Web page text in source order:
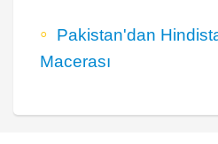
Pakistan'dan
Macerası